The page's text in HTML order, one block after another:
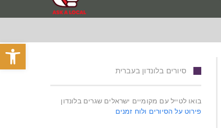
פתח
סיורים בלונדון בעברית
בואו לטייל עם מקומיים ישראלים שגרים בלונדון
פירוט על הסיורים ולוח זמנים